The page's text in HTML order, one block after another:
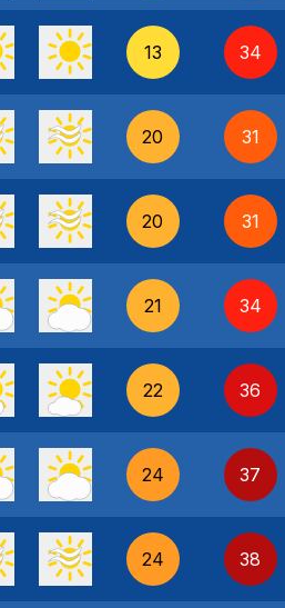
13 34
20 31
20 31
21 34
22 36
24 37
24 38